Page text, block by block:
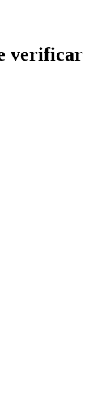
verificar